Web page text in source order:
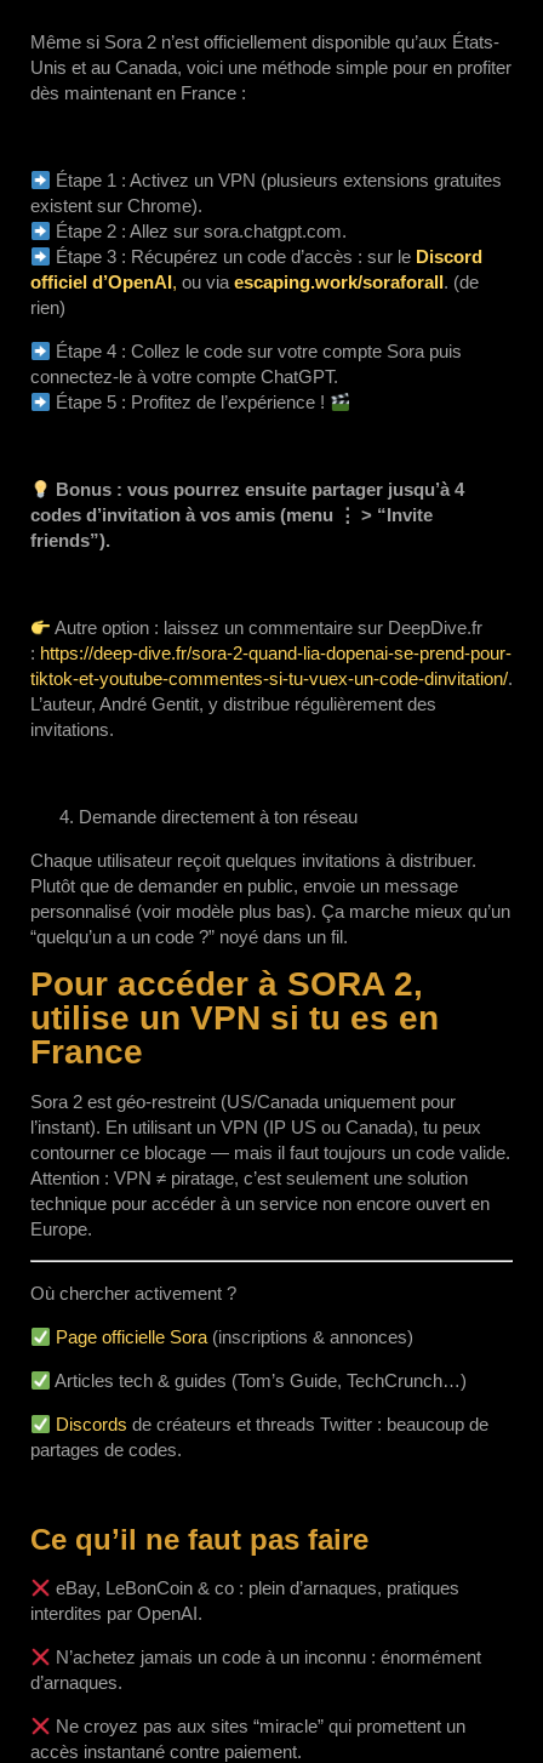
Même si Sora 2 n’est officiellement disponible qu’aux États-
Unis et au Canada, voici une méthode simple pour en profiter
dès maintenant en France :
Étape 1 : Activez un VPN (plusieurs extensions gratuites
existent sur Chrome).
Étape 2 : Allez sur sora.chatgpt.com.
Étape 3 : Récupérez un code d’accès :sur le Discord
officiel d’OpenAI, ou via escaping.work/soraforall. (de
rien)
Étape 4 : Collez le code sur votre compte Sora puis
connectez-le à votre compte ChatGPT.
Étape 5 : Profitez de l’expérience !
Bonus : vous pourrez ensuite partager jusqu’à 4
codes d’invitation à vos amis (menu ⋮ > “Invite
friends”).
Autre option : laissez un commentaire sur DeepDive.fr
: https://deep-dive.fr/sora-2-quand-lia-dopenai-se-prend-pour-
tiktok-et-youtube-commentes-si-tu-vuex-un-code-dinvitation/.
L’auteur, André Gentit, y distribue régulièrement des
invitations.
Demande directement à ton réseau
Chaque utilisateur reçoit quelques invitations à distribuer.
Plutôt que de demander en public, envoie un message
personnalisé (voir modèle plus bas). Ça marche mieux qu’un
“quelqu’un a un code ?” noyé dans un fil.
Pour accéder à SORA 2,
utilise un VPN si tu es en
France
Sora 2 est géo-restreint (US/Canada uniquement pour
l’instant). En utilisant un VPN (IP US ou Canada), tu peux
contourner ce blocage — mais il faut toujours un code valide.
Attention : VPN ≠ piratage, c’est seulement une solution
technique pour accéder à un service non encore ouvert en
Europe.
Où chercher activement ?
Page officielle Sora (inscriptions & annonces)
Articles tech & guides (Tom’s Guide, TechCrunch…)
Discords de créateurs et threads Twitter : beaucoup de
partages de codes.
Ce qu’il ne faut pas faire
eBay, LeBonCoin & co : plein d’arnaques, pratiques
interdites par OpenAI.
N’achetez jamais un code à un inconnu : énormément
d’arnaques.
Ne croyez pas aux sites “miracle” qui promettent un
accès instantané contre paiement.